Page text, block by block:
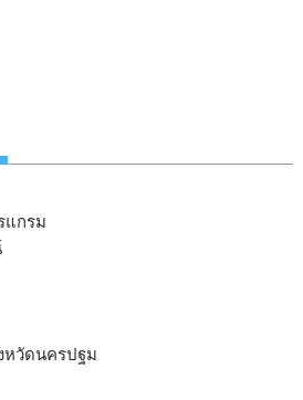
แกรม
หวัดนครปฐม